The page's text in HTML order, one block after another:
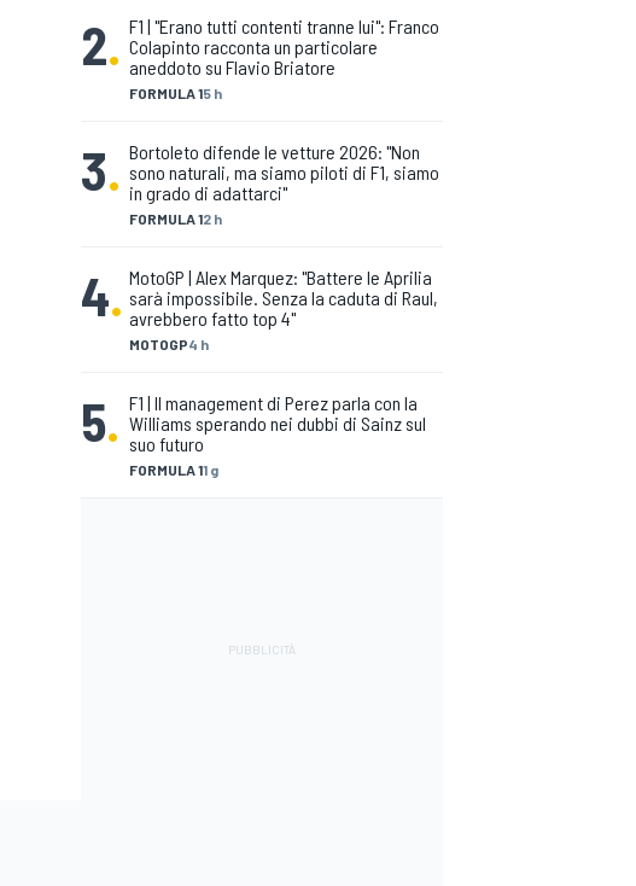
2.
FORMULA 15 h
F1 | "Erano tutti contenti tranne lui": Franco
Colapinto racconta un particolare
aneddoto su Flavio Briatore
3.
FORMULA 12 h
Bortoleto difende le vetture 2026: "Non
sono naturali, ma siamo piloti di F1, siamo
in grado di adattarci"
4.
MOTOGP4 h
MotoGP | Alex Marquez: "Battere le Aprilia
sarà impossibile. Senza la caduta di Raul,
avrebbero fatto top 4"
5.
FORMULA 11 g
F1 | Il management di Perez parla con la
Williams sperando nei dubbi di Sainz sul
suo futuro